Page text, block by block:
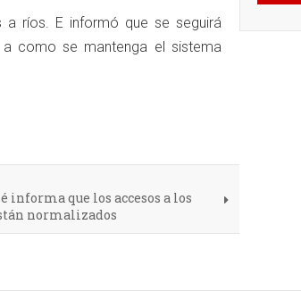
ríos. E informó que se seguirá
como se mantenga el sistema
informa que los accesos a los
normalizados